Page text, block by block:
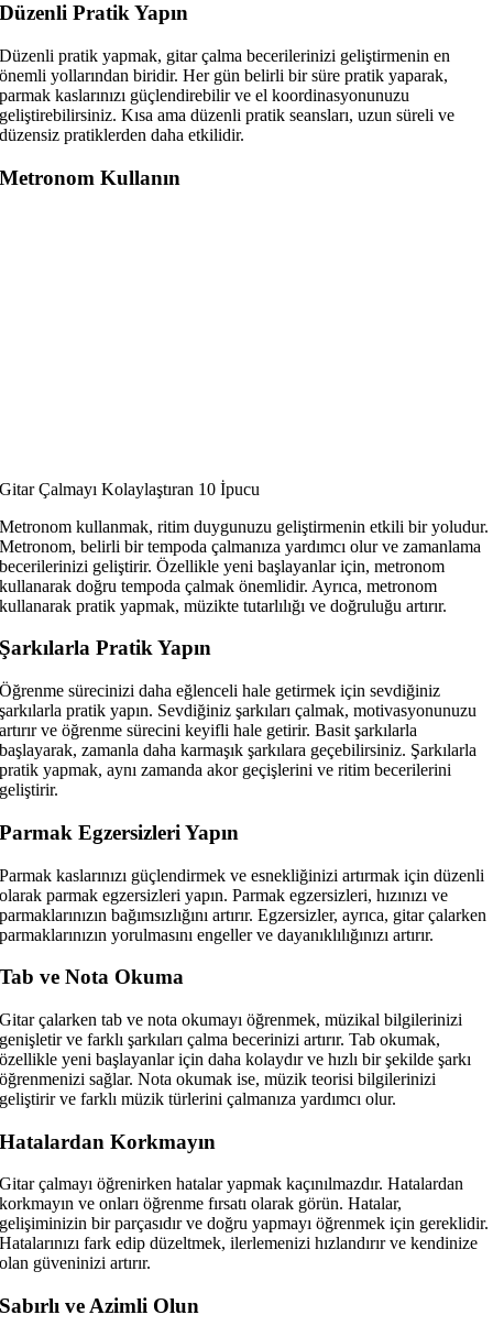
Düzenli Pratik Yapın
Düzenli pratik yapmak, gitar çalma becerilerinizi geliştirmenin en
önemli yollarından biridir. Her gün belirli bir süre pratik yaparak,
parmak kaslarınızı güçlendirebilir ve el koordinasyonunuzu
geliştirebilirsiniz. Kısa ama düzenli pratik seansları, uzun süreli ve
düzensiz pratiklerden daha etkilidir.
Metronom Kullanın
Gitar Çalmayı Kolaylaştıran 10 İpucu
Metronom kullanmak, ritim duygunuzu geliştirmenin etkili bir yoludur.
Metronom, belirli bir tempoda çalmanıza yardımcı olur ve zamanlama
becerilerinizi geliştirir. Özellikle yeni başlayanlar için, metronom
kullanarak doğru tempoda çalmak önemlidir. Ayrıca, metronom
kullanarak pratik yapmak, müzikte tutarlılığı ve doğruluğu artırır.
Şarkılarla Pratik Yapın
Öğrenme sürecinizi daha eğlenceli hale getirmek için sevdiğiniz
şarkılarla pratik yapın. Sevdiğiniz şarkıları çalmak, motivasyonunuzu
artırır ve öğrenme sürecini keyifli hale getirir. Basit şarkılarla
başlayarak, zamanla daha karmaşık şarkılara geçebilirsiniz. Şarkılarla
pratik yapmak, aynı zamanda akor geçişlerini ve ritim becerilerini
geliştirir.
Parmak Egzersizleri Yapın
Parmak kaslarınızı güçlendirmek ve esnekliğinizi artırmak için düzenli
olarak parmak egzersizleri yapın. Parmak egzersizleri, hızınızı ve
parmaklarınızın bağımsızlığını artırır. Egzersizler, ayrıca, gitar çalarken
parmaklarınızın yorulmasını engeller ve dayanıklılığınızı artırır.
Tab ve Nota Okuma
Gitar çalarken tab ve nota okumayı öğrenmek, müzikal bilgilerinizi
genişletir ve farklı şarkıları çalma becerinizi artırır. Tab okumak,
özellikle yeni başlayanlar için daha kolaydır ve hızlı bir şekilde şarkı
öğrenmenizi sağlar. Nota okumak ise, müzik teorisi bilgilerinizi
geliştirir ve farklı müzik türlerini çalmanıza yardımcı olur.
Hatalardan Korkmayın
Gitar çalmayı öğrenirken hatalar yapmak kaçınılmazdır. Hatalardan
korkmayın ve onları öğrenme fırsatı olarak görün. Hatalar,
gelişiminizin bir parçasıdır ve doğru yapmayı öğrenmek için gereklidir.
Hatalarınızı fark edip düzeltmek, ilerlemenizi hızlandırır ve kendinize
olan güveninizi artırır.
Sabırlı ve Azimli Olun